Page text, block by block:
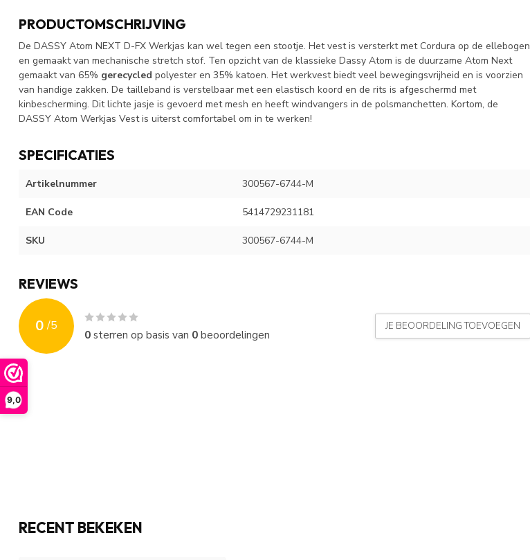
9,0
PRODUCTOMSCHRIJVING
De DASSY Atom NEXT D-FX Werkjas kan wel tegen een stootje. Het vest is versterkt met Cordura op de ellebogen
en gemaakt van mechanische stretch stof. Ten opzicht van de klassieke Dassy Atom is de duurzame Atom Next
gemaakt van 65% gerecycled polyester en 35% katoen. Het werkvest biedt veel bewegingsvrijheid en is voorzien
van handige zakken. De tailleband is verstelbaar met een elastisch koord en de rits is afgeschermd met
kinbescherming. Dit lichte jasje is gevoerd met mesh en heeft windvangers in de polsmanchetten. Kortom, de
DASSY Atom Werkjas Vest is uiterst comfortabel om in te werken!
SPECIFICATIES
Artikelnummer 300567-6744-M
EAN Code 5414729231181
SKU 300567-6744-M
REVIEWS
0 /5
0sterren op basis van 0beoordelingen
JE BEOORDELING TOEVOEGEN
RECENT BEKEKEN